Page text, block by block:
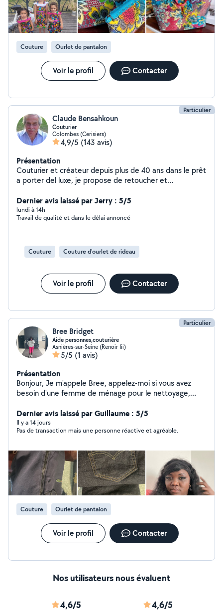
Couture Ourlet de pantalon
Voir le profil Contacter
Particulier
Claude Bensahkoun
Couturier
Colombes (Cerisiers)
4,9/5 (143 avis)
Présentation
Couturier et créateur depuis plus de 40 ans dans le prêt
a porter del luxe, je propose de retoucher et
Dernier avis laissé par Jerry : 5/5
lundi à 14h
Travail de qualité et dans le délai annoncé
Couture Couture d'ourlet de rideau
Voir le profil Contacter
Particulier
Bree Bridget
Aide personnes,couturière
Asnières-sur-Seine (Renoir Iii)
5/5 (1 avis)
Présentation
Bonjour, Je m'appele Bree, appelez-moi si vous avez
besoin d'une femme de ménage pour le nettoyage,
attentionné et disponible. Je parle anglais aussi.
Dernier avis laissé par Guillaume : 5/5
Il y a 14 jours
Pas de transaction mais une personne réactive et agréable.
Couture Ourlet de pantalon
Voir le profil Contacter
Nos utilisateurs nous évaluent
4,6/5 4,6/5